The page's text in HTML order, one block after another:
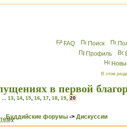
FAQ Поиск
Профиль
В этом
в первой
13 14 15 16 17 18 19 20
Буддийские форумы -> Дискуссии